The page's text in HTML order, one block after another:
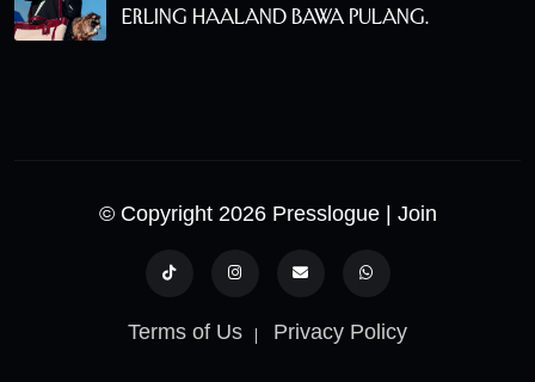
Erling Haaland Bawa Pulang.
© Copyright 2026 Presslogue | Join
Terms of Us Privacy Policy